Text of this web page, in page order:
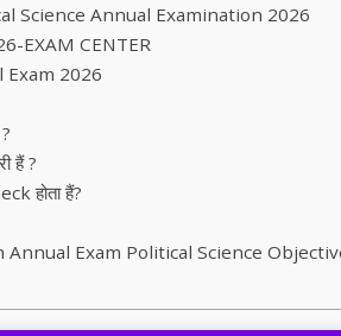
Science Annual Examination 2026
EXAM CENTER
2026
हैं ?
होता हैं?
Annual Exam Political Science